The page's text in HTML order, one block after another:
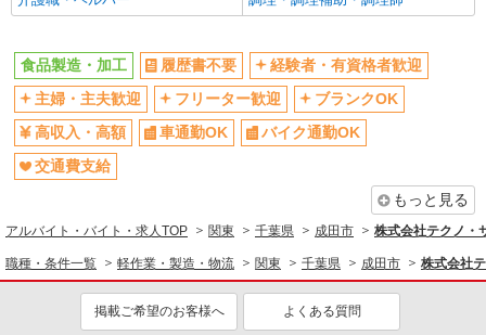
食品製造・加工 履歴書不要
経験者・有資格者歓迎
主婦・主夫歓迎
フリーター歓迎
ブランクOK
高収入・高額
車通勤OK
バイク通勤OK
交通費支給
もっと見る
アルバイト・バイト・求人TOP 関東 千葉県 成田市 株式会社テクノ・
職種・条件一覧 軽作業・製造・物流 関東 千葉県 成田市 株式会社
掲載ご希望のお客様へ よくある質問